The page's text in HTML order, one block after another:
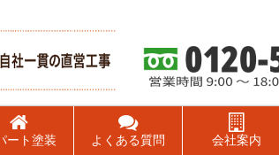
ート塗装 よくある質問 会社案内